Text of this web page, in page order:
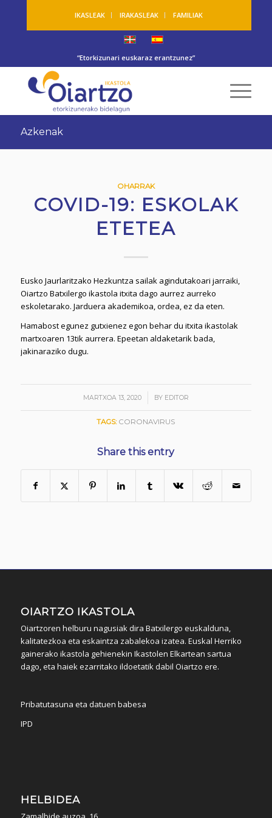
IKASLEAK IRAKASLEAK FAMILIAK
“Etorkizunari euskaraz erantzunez”
Azkenak
OHARRAK
COVID-19: ESKOLAK
ETETEA
Eusko Jaurlaritzako Hezkuntza sailak agindutakoari jarraiki,
Oiartzo Batxilergo ikastola itxita dago aurrez aurreko
eskoletarako. Jarduera akademikoa, ordea, ez da eten.
Hamabost egunez gutxienez egon behar du itxita ikastolak
martxoaren 13tik aurrera. Epeetan aldaketarik bada,
jakinaraziko dugu.
MARTXOA 13, 2020
/ BY EDITOR
TAGS: CORONAVIRUS
Share this entry
OIARTZO IKASTOLA
Oiartzoren helburu nagusiak dira Batxilergo euskalduna,
kalitatezkoa eta eskaintza zabalekoa izatea. Euskal Herriko
gainerako ikastola gehienekin Ikastolen Elkartean sartua
dago, eta haiek ezarritako ildoetatik dabil Oiartzo ere.
Pribatutasuna eta datuen babesa
IPD
HELBIDEA